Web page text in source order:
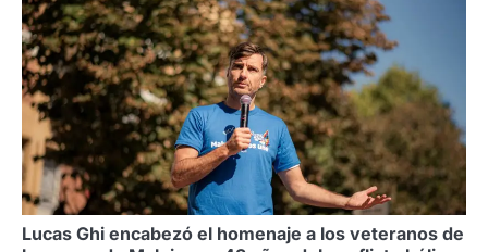
Lucas Ghi encabezó el homenaje a los veteranos de